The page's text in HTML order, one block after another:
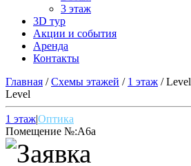
3 этаж
3D тур
Акции и cобытия
Аренда
Контакты
Главная /Схемы этажей / 1 этаж /Level
Level
1 этаж|Оптика
Помещение №:А6а